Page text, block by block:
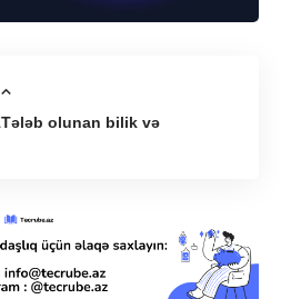
Tələb olunan bilik və